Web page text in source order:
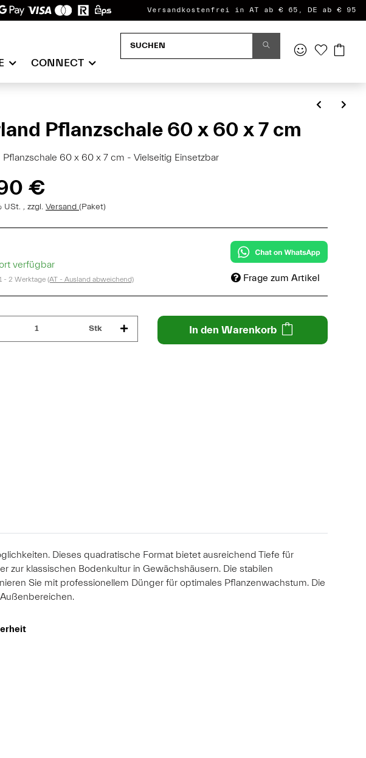
Versandkostenfrei in AT ab € 65, DE ab € 95
CONNECT
Pflanzschale 60 x 60 x 7 cm
Pflanzschale 60 x 60 x 7 cm - Vielseitig Einsetzbar
€
USt. , zzgl. Versand (Paket)
verfügbar
- 2 Werktage (AT - Ausland abweichend) Frage zum Artikel
Stk In den Warenkorb
Dieses quadratische Format bietet ausreichend Tiefe für
zur klassischen Bodenkultur in Gewächshäusern. Die stabilen
Sie mit professionellem Dünger für optimales Pflanzenwachstum. Die